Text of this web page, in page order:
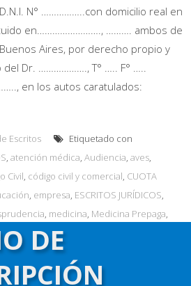
N° ……………..con domicilio real en
en……………………., ………. ambos de
Aires, por derecho propio y
Dr. ………………., T° ….. F° …..
en los autos caratulados:
Escritos
Etiquetado con
, atención médica, Audiencia, aves,
Civil, código civil y comercial, CUOTA
, empresa, ESCRITOS JURÍDICOS,
, medicina, Medicina Prepaga,
DE LA CUOTA ALIMENTARIA
, Salud ,sentencia
DE